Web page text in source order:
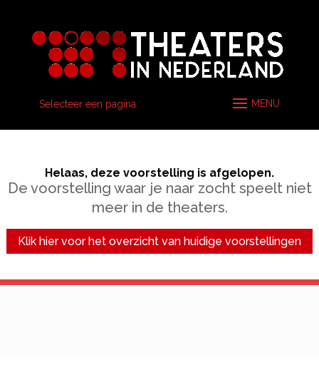
Selecteer een pagina
Helaas, deze voorstelling is afgelopen.
De voorstelling waar je naar zocht speelt niet
meer in de theaters.
Klik hier voor het overzicht van huidige voorstellingen